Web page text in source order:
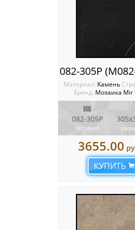
Материал: Камень
Бренд: Мозаика Mir
082-305P
артикул
3655.00
КУПИТЬ